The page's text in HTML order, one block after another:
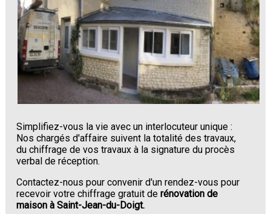
Simplifiez-vous la vie avec un interlocuteur unique :
Nos chargés d'affaire suivent la totalité des travaux,
du chiffrage de vos travaux à la signature du procès
verbal de réception.
Contactez-nous pour convenir d'un rendez-vous pour
recevoir votre chiffrage gratuit derénovation de
maison à Saint-Jean-du-Doigt.